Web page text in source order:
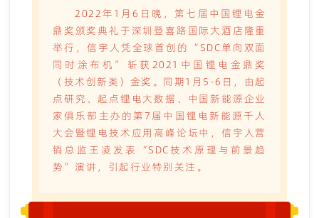
2022年1月6日晚，第七届中国锂电金
鼎奖颁奖典礼于深圳登喜路国际大酒店隆重
举行，信宇人凭全球首创的“SDC单向双面
同时涂布机”斩获2021中国锂电 金鼎奖
（技术创新类）金奖。同期1月5-6日，由起
点研究、起点锂电大数据、中国新能源企业
家俱乐部主办的第7届中国锂电新能源千人
大会暨锂电技术应用高峰论坛中，信宇人营
销总监王凌发表“SDC技术原理与前景趋
势”演讲，引起行业特别关注。